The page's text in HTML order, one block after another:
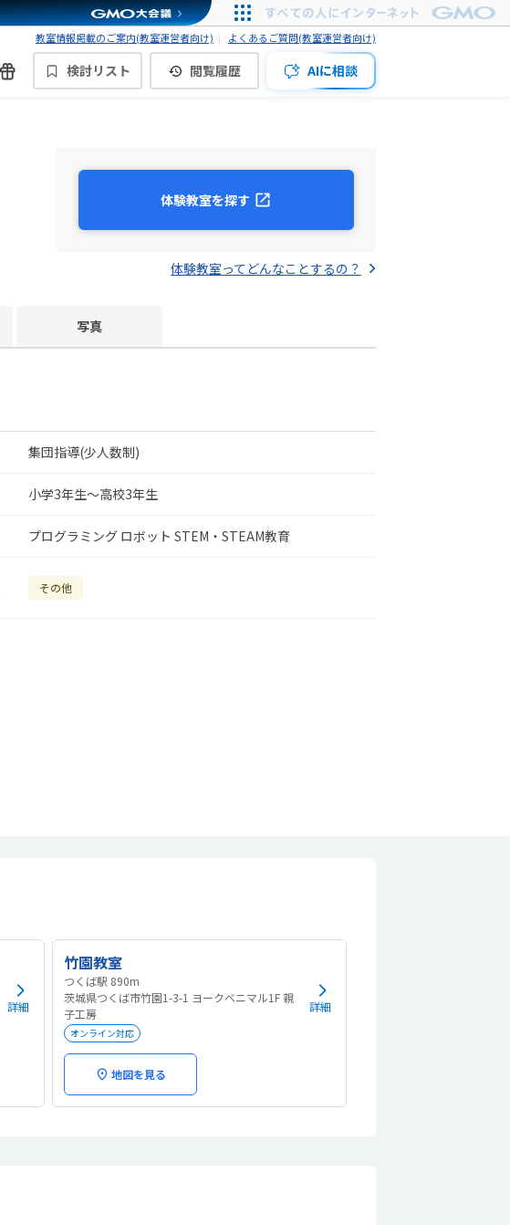
教室情報掲載のご案内(教室運営者向け) よくあるご質問(教室運営者向け)
検討リスト 閲覧履歴 AIに相談
体験教室を探す
体験教室ってどんなことするの？
写真
集団指導(少人数制)
小学3年生～高校3年生
プログラミング ロボット STEM・STEAM教育
その他
詳細
竹園教室
つくば駅 890m
茨城県つくば市竹園1-3-1 ヨークベニマル1F 親
子工房
オンライン対応
詳細
地図を見る